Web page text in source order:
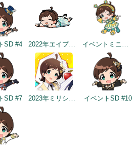
SD #4 2022年エイプリルフールネタ イベントミニゲームSD（2022/11/30）
SD #7 2023年ミリシタ4周年イメージ イベントSD #10